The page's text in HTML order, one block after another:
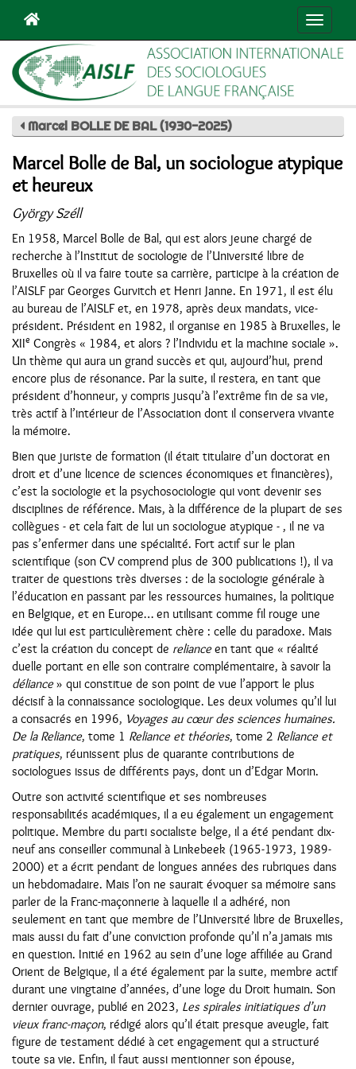
Marcel BOLLE DE BAL (1930-2025)
Marcel Bolle de Bal, un sociologue atypique
et heureux
György Széll
En 1958, Marcel Bolle de Bal, qui est alors jeune chargé de
recherche à l’Institut de sociologie de l’Université libre de
Bruxelles où il va faire toute sa carrière, participe à la création de
l’AISLF par Georges Gurvitch et Henri Janne. En 1971, il est élu
au bureau de l’AISLF et, en 1978, après deux mandats, vice-
président. Président en 1982, il organise en 1985 à Bruxelles, le
XIIe Congrès « 1984, et alors ? l’Individu et la machine sociale ».
Un thème qui aura un grand succès et qui, aujourd’hui, prend
encore plus de résonance. Par la suite, il restera, en tant que
président d’honneur, y compris jusqu’à l’extrême fin de sa vie,
très actif à l’intérieur de l’Association dont il conservera vivante
la mémoire.
Bien que juriste de formation (il était titulaire d’un doctorat en
droit et d’une licence de sciences économiques et financières),
c’est la sociologie et la psychosociologie qui vont devenir ses
disciplines de référence. Mais, à la différence de la plupart de ses
collègues - et cela fait de lui un sociologue atypique - , il ne va
pas s’enfermer dans une spécialité. Fort actif sur le plan
scientifique (son CV comprend plus de 300 publications !), il va
traiter de questions très diverses : de la sociologie générale à
l’éducation en passant par les ressources humaines, la politique
en Belgique, et en Europe… en utilisant comme fil rouge une
idée qui lui est particulièrement chère : celle du paradoxe. Mais
c’est la création du concept de relianceen tant que « réalité
duelle portant en elle son contraire complémentaire, à savoir la
déliance» qui constitue de son point de vue l’apport le plus
décisif à la connaissance sociologique. Les deux volumes qu’il lui
a consacrés en 1996, Voyages au cœur des sciences humaines.
De la Reliance, tome 1 Reliance et théories, tome 2 Reliance et
pratiques, réunissent plus de quarante contributions de
sociologues issus de différents pays, dont un d’Edgar Morin.
Outre son activité scientifique et ses nombreuses
responsabilités académiques, il a eu également un engagement
politique. Membre du parti socialiste belge, il a été pendant dix-
neuf ans conseiller communal à Linkebeek (1965-1973, 1989-
2000) et a écrit pendant de longues années des rubriques dans
un hebdomadaire. Mais l’on ne saurait évoquer sa mémoire sans
parler de la Franc-maçonnerie à laquelle il a adhéré, non
seulement en tant que membre de l’Université libre de Bruxelles,
mais aussi du fait d’une conviction profonde qu’il n’a jamais mis
en question. Initié en 1962 au sein d’une loge affiliée au Grand
Orient de Belgique, il a été également par la suite, membre actif
durant une vingtaine d’années, d’une loge du Droit humain. Son
dernier ouvrage, publié en 2023, Les spirales initiatiques d’un
vieux franc-maçon, rédigé alors qu’il était presque aveugle, fait
figure de testament dédié à cet engagement qui a structuré
toute sa vie. Enfin, il faut aussi mentionner son épouse,